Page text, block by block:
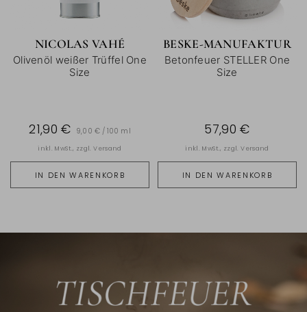
NICOLAS VAHÉ
Olivenöl weißer Trüffel One
Size
IN DEN WARENKORB
21,90 € 9,00 € / 100 ml
inkl. MwSt., zzgl.Versand
BESKE-MANUFAKTUR
Betonfeuer STELLER One
Size
IN DEN WARENKORB
57,90 €
inkl. MwSt., zzgl.Versand